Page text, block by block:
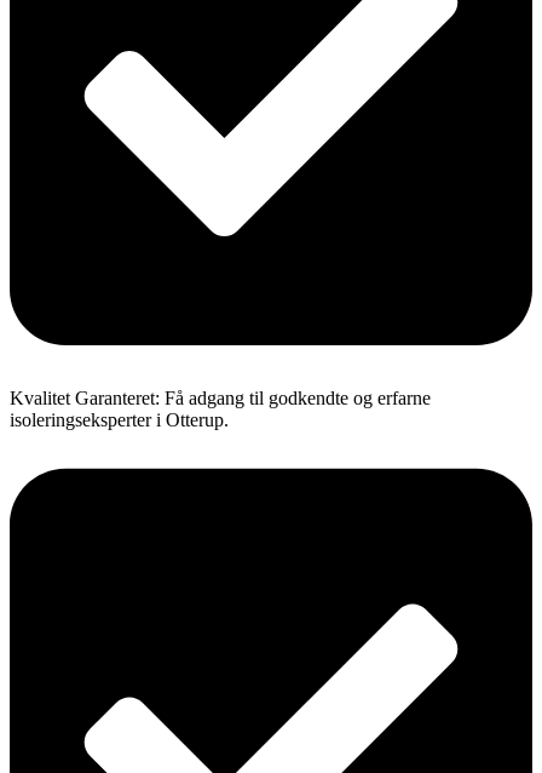
Kvalitet Garanteret: Få adgang til godkendte og erfarne
isoleringseksperter i Otterup.